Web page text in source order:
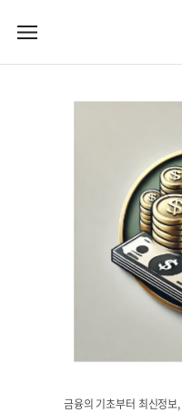
메
금융의 기초부터 최신정